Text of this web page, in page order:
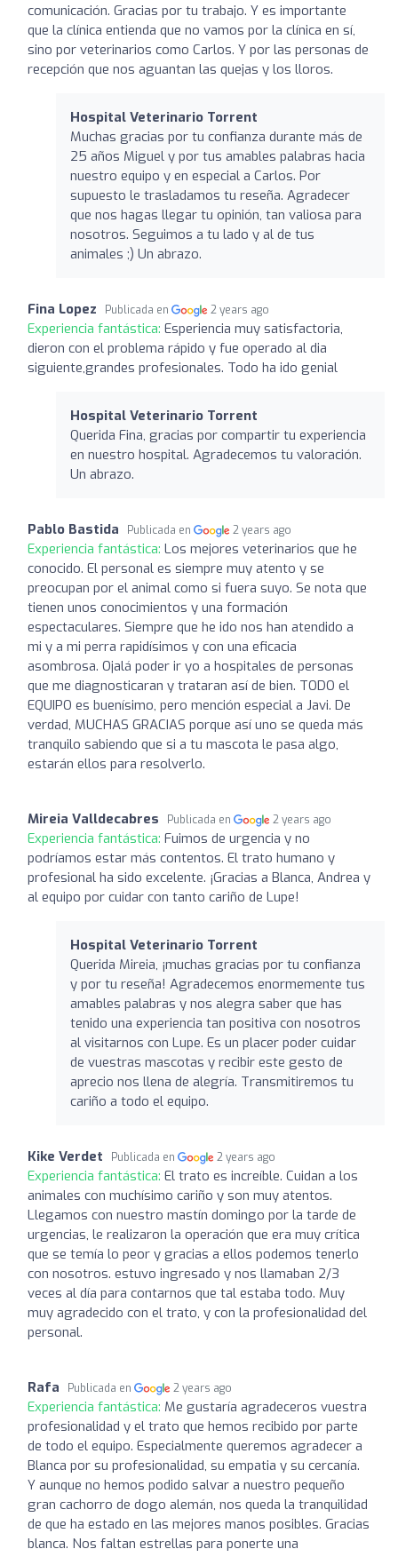
comunicación. Gracias por tu trabajo. Y es importante
que la clínica entienda que no vamos por la clínica en sí,
sino por veterinarios como Carlos. Y por las personas de
recepción que nos aguantan las quejas y los lloros.
Hospital Veterinario Torrent
Muchas gracias por tu confianza durante más de
25 años Miguel y por tus amables palabras hacia
nuestro equipo y en especial a Carlos. Por
supuesto le trasladamos tu reseña. Agradecer
que nos hagas llegar tu opinión, tan valiosa para
nosotros. Seguimos a tu lado y al de tus
animales ;) Un abrazo.
Fina Lopez Publicada en 2 years ago
Experiencia fantástica: Esperiencia muy satisfactoria,
dieron con el problema rápido y fue operado al dia
siguiente,grandes profesionales. Todo ha ido genial
Hospital Veterinario Torrent
Querida Fina, gracias por compartir tu experiencia
en nuestro hospital. Agradecemos tu valoración.
Un abrazo.
Pablo Bastida Publicada en 2 years ago
Experiencia fantástica: Los mejores veterinarios que he
conocido. El personal es siempre muy atento y se
preocupan por el animal como si fuera suyo. Se nota que
tienen unos conocimientos y una formación
espectaculares. Siempre que he ido nos han atendido a
mi y a mi perra rapidísimos y con una eficacia
asombrosa. Ojalá poder ir yo a hospitales de personas
que me diagnosticaran y trataran así de bien. TODO el
EQUIPO es buenísimo, pero mención especial a Javi. De
verdad, MUCHAS GRACIAS porque así uno se queda más
tranquilo sabiendo que si a tu mascota le pasa algo,
estarán ellos para resolverlo.
Mireia Valldecabres Publicada en 2 years ago
Experiencia fantástica: Fuimos de urgencia y no
podríamos estar más contentos. El trato humano y
profesional ha sido excelente. ¡Gracias a Blanca, Andrea y
al equipo por cuidar con tanto cariño de Lupe!
Hospital Veterinario Torrent
Querida Mireia, ¡muchas gracias por tu confianza
y por tu reseña! Agradecemos enormemente tus
amables palabras y nos alegra saber que has
tenido una experiencia tan positiva con nosotros
al visitarnos con Lupe. Es un placer poder cuidar
de vuestras mascotas y recibir este gesto de
aprecio nos llena de alegría. Transmitiremos tu
cariño a todo el equipo.
Kike Verdet Publicada en 2 years ago
Experiencia fantástica: El trato es increíble. Cuidan a los
animales con muchísimo cariño y son muy atentos.
Llegamos con nuestro mastín domingo por la tarde de
urgencias, le realizaron la operación que era muy crítica
que se temía lo peor y gracias a ellos podemos tenerlo
con nosotros. estuvo ingresado y nos llamaban 2/3
veces al día para contarnos que tal estaba todo. Muy
muy agradecido con el trato, y con la profesionalidad del
personal.
Rafa Publicada en 2 years ago
Experiencia fantástica: Me gustaría agradeceros vuestra
profesionalidad y el trato que hemos recibido por parte
de todo el equipo. Especialmente queremos agradecer a
Blanca por su profesionalidad, su empatia y su cercanía.
Y aunque no hemos podido salvar a nuestro pequeño
gran cachorro de dogo alemán, nos queda la tranquilidad
de que ha estado en las mejores manos posibles. Gracias
blanca. Nos faltan estrellas para ponerte una